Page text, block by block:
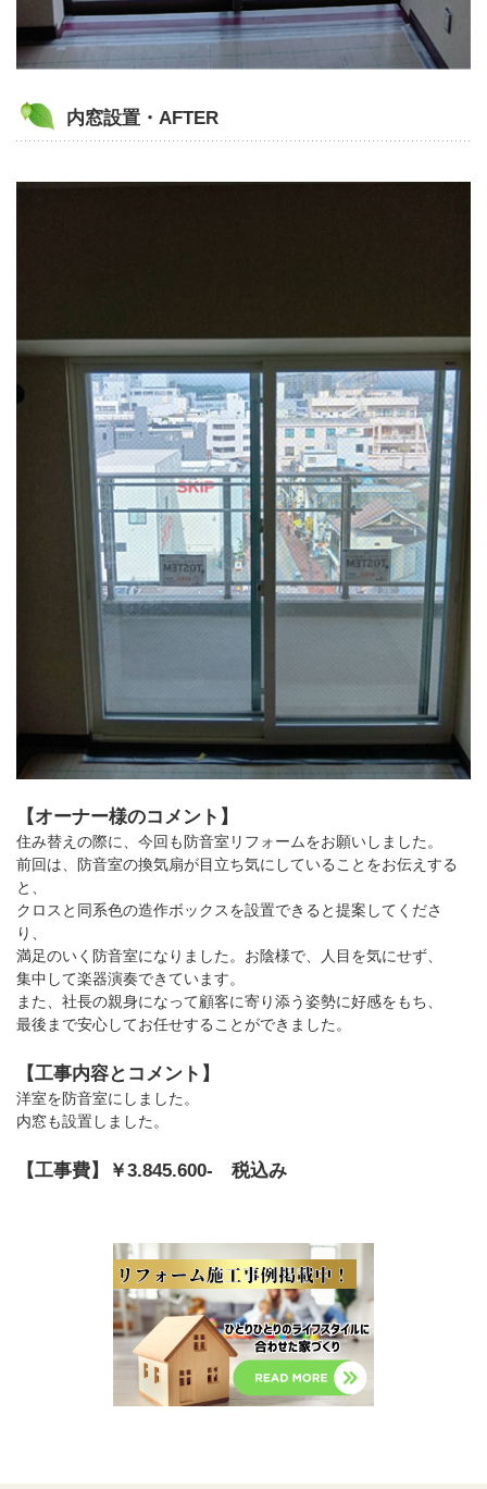
内窓設置・AFTER
【オーナー様のコメント】
住み替えの際に、今回も防音室リフォームをお願いしました。
前回は、防音室の換気扇が目立ち気にしていることをお伝えする
と、
クロスと同系色の造作ボックスを設置できると提案してくださ
り、
満足のいく防音室になりました。お陰様で、人目を気にせず、
集中して楽器演奏できています。
また、社長の親身になって顧客に寄り添う姿勢に好感をもち、
最後まで安心してお任せすることができました。
【工事内容とコメント】
洋室を防音室にしました。
内窓も設置しました。
【工事費】￥3.845.600- 税込み